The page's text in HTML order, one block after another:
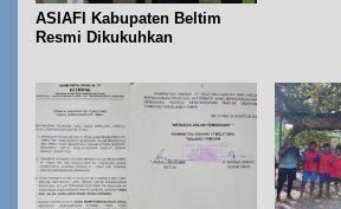
ASIAFI Kabupaten Beltim
Resmi Dikukuhkan